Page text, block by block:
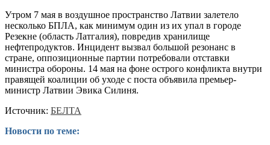
Утром 7 мая в воздушное пространство Латвии залетело
несколько БПЛА, как минимум один из их упал в городе
Резекне (область Латгалия), повредив хранилище
нефтепродуктов. Инцидент вызвал большой резонанс в
стране, оппозиционные партии потребовали отставки
министра обороны. 14 мая на фоне острого конфликта внутри
правящей коалиции об уходе с поста объявила премьер-
министр Латвии Эвика Силиня.
Источник: БЕЛТА
Новости по теме: